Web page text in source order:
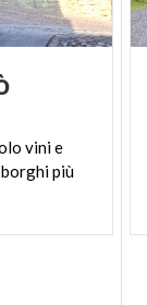
vini e
più